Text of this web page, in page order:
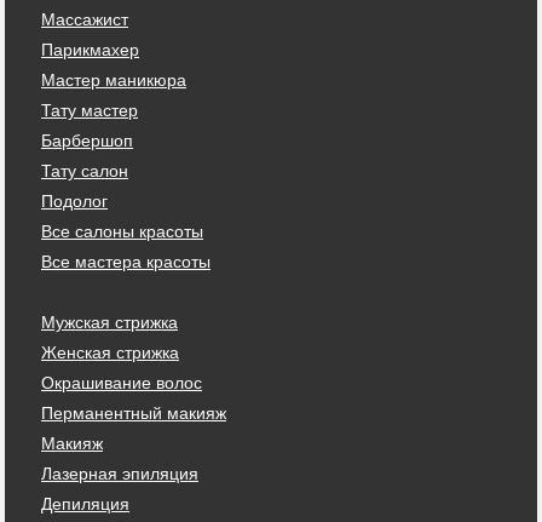
Массажист
Парикмахер
Мастер маникюра
Тату мастер
Барбершоп
Тату салон
Подолог
Все салоны красоты
Все мастера красоты
Мужская стрижка
Женская стрижка
Окрашивание волос
Перманентный макияж
Макияж
Лазерная эпиляция
Депиляция